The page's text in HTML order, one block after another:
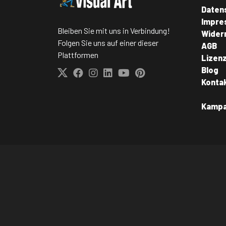
Bleiben Sie mit uns in Verbindung!
Folgen Sie uns auf einer dieser
Plattformen
AGB
Blog